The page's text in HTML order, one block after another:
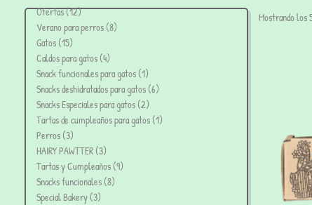
Ofertas 12
Verano para perros 8
Gatos 15
Caldos para gatos 4
Snack funcionales para gatos 1
Snacks deshidratados para gatos 6
Snacks Especiales para gatos 2
Tartas de cumpleaños para gatos 1
Perros 3
HAIRY PAWTTER 3
Tartas y Cumpleaños 9
Snacks funcionales 8
Special Bakery 3
Mostrando los